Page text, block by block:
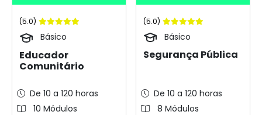
(5.0)
Básico
Educador
Comunitário
De 10 a 120 horas
10 Módulos
(5.0)
Básico
Segurança Pública
De 10 a 120 horas
8 Módulos